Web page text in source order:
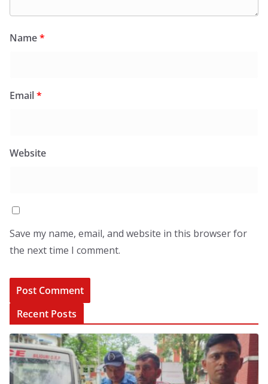
Name*
Email*
Website
Save my name, email, and website in this browser for
the next time I comment.
Recent Posts